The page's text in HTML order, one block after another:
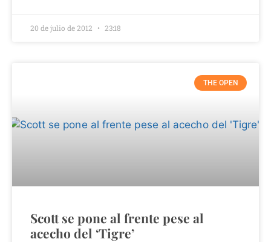
20 de julio de 2012 23:18
THE OPEN
Scott se pone al frente pese al
acecho del ‘Tigre’